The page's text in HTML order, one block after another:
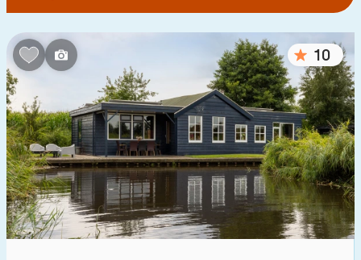
Tot water(max. aantal km):
1 2
Tot openbaar vervoer(max. aantal km):
0,2 0,5 1 2 5
Accommodatie
Niet op vakantiepark 48
10